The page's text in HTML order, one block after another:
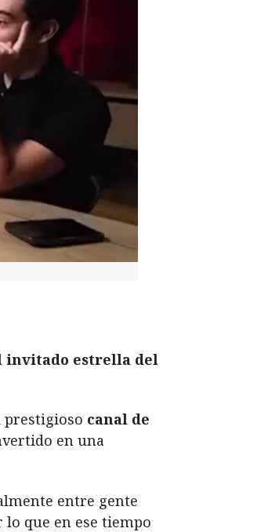
invitado estrella del
prestigioso canal de
en una
entre gente
que en ese tiempo